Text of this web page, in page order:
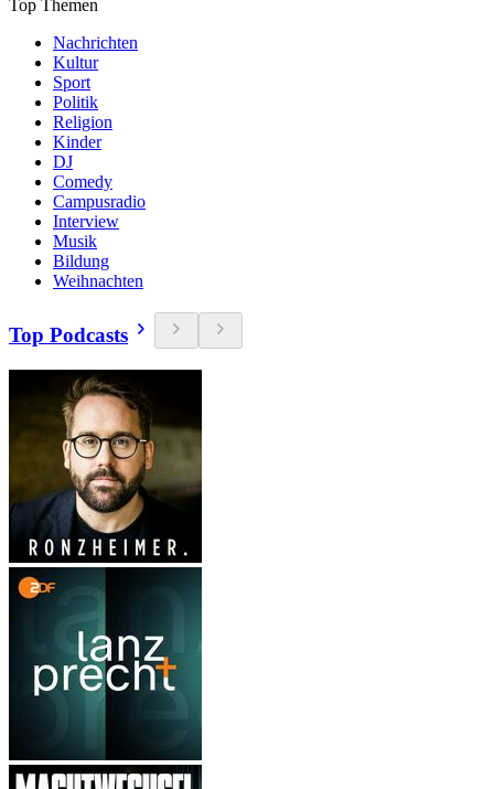
Top Themen
Nachrichten
Kultur
Sport
Politik
Religion
Kinder
DJ
Comedy
Campusradio
Interview
Musik
Bildung
Weihnachten
Top Podcasts